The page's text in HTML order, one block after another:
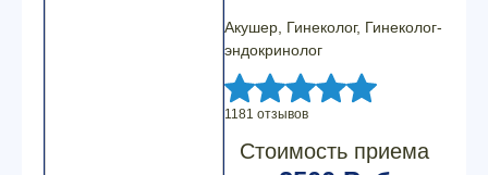
Акушер, Гинеколог, Гинеколог-
эндокринолог
1181 отзывов
Стоимость приема